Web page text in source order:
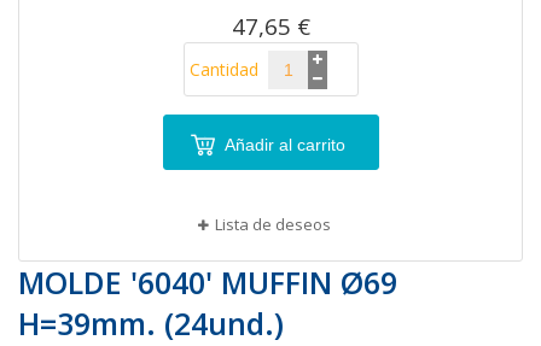
47,65 €
Cantidad
Añadir al carrito
Lista de deseos
MOLDE '6040' MUFFIN Ø69
H=39mm. (24und.)